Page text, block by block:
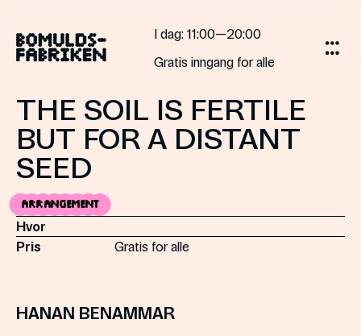
content
I dag: 11:00—20:00
Gratis inngang for alle
THE SOIL IS FERTILE
BUT FOR A DISTANT
SEED
Arrangement
Hvor
Pris
Gratis for alle
HANAN BENAMMAR